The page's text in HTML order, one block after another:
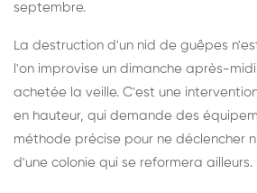
septembre.
La destruction d'un nid de guêpes
l'on improvise un dimanche après-
achetée la veille. C'est une
en hauteur, qui demande des
méthode précise pour ne déclencher
d'une colonie qui se reformera ailleurs.